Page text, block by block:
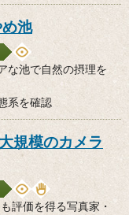
池
な池で自然の摂理を
系を確認
規模のカメラ
評価を得る写真家・